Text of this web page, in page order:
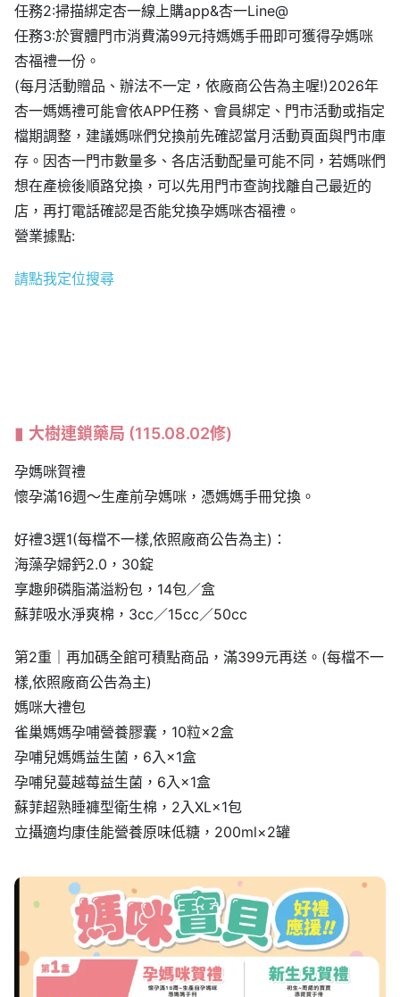
任務2:掃描綁定杏一線上購app&杏一Line@
任務3:於實體門市消費滿99元持媽媽手冊即可獲得孕媽咪
杏福禮一份。
(每月活動贈品、辦法不一定，依廠商公告為主喔!)2026年
杏一媽媽禮可能會依APP任務、會員綁定、門市活動或指定
檔期調整，建議媽咪們兌換前先確認當月活動頁面與門市庫
存。因杏一門市數量多、各店活動配量可能不同，若媽咪們
想在產檢後順路兌換，可以先用門市查詢找離自己最近的
店，再打電話確認是否能兌換孕媽咪杏福禮。
營業據點:
請點我定位搜尋
大樹連鎖藥局 (115.08.02修)
孕媽咪賀禮
懷孕滿16週～生產前孕媽咪，憑媽媽手冊兌換。
好禮3選1(每檔不一樣,依照廠商公告為主)：
海藻孕婦鈣2.0，30錠
享趣卵磷脂滿溢粉包，14包／盒
蘇菲吸水淨爽棉，3cc／15cc／50cc
第2重｜再加碼全館可積點商品，滿399元再送。(每檔不一
樣,依照廠商公告為主)
媽咪大禮包
雀巢媽媽孕哺營養膠囊，10粒×2盒
孕哺兒媽媽益生菌，6入×1盒
孕哺兒蔓越莓益生菌，6入×1盒
蘇菲超熟睡褲型衛生棉，2入XL×1包
立攝適均康佳能營養原味低糖，200ml×2罐